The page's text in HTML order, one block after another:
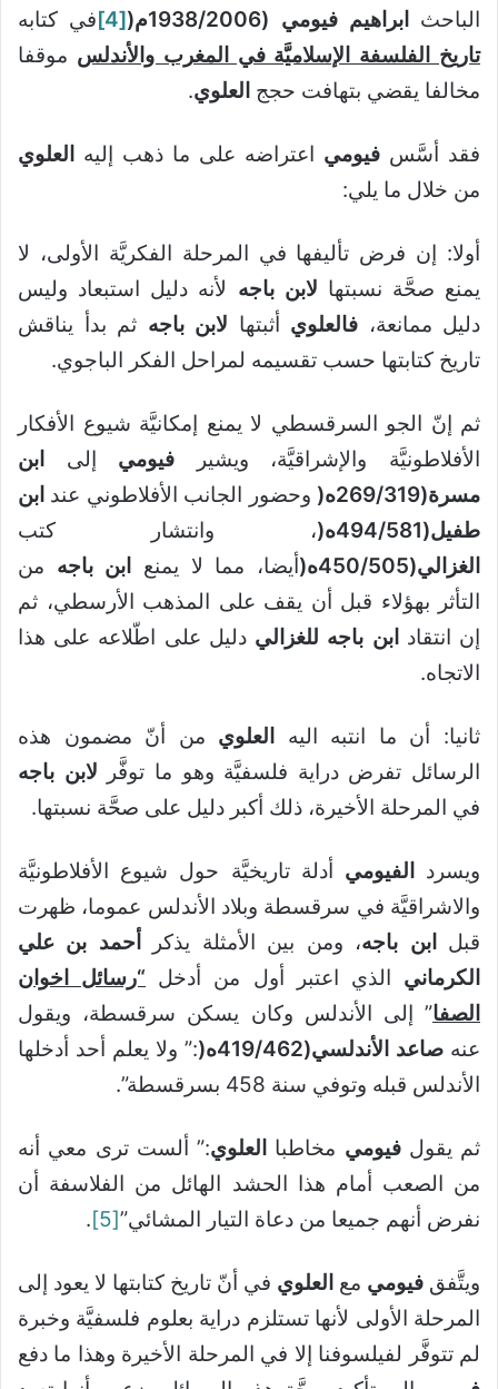
الباحث
ابراهيم فيومي (1938
/2006م (
[4]
في كتابه
تاريخ الفلسفة الإسلاميَّة في المغرب والأندلس موقفا
مخالفا يقضي بتهافت حجج العلوي.
فقد أسَّس فيومي اعتراضه على ما ذهب إليه
العلوي
من خلال ما يلي:
أولا: إن فرض تأليفها في المرحلة الفكريَّة الأولى، لا
يمنع صحَّة نسبتها لابن باجه لأنه دليل استبعاد وليس
دليل ممانعة، فالعلوي أثبتها لابن باجه ثم بدأ يناقش
تاريخ كتابتها حسب تقسيمه لمراحل الفكر الباجوي.
ثم إنّ الجو السرقسطي لا يمنع إمكانيَّة شيوع الأفكار
الأفلاطونيَّة والإشراقيَّة، ويشير فيومي إلى
ابن
مسرة(269
/319ه ( وحضور الجانب الأفلاطوني عند ابن
طفيل(494
/581ه (، وانتشار كتب
الغزالي(450
/505ه (أيضا، مما لا يمنع ابن باجه من
التأثر بهؤلاء قبل أن يقف على المذهب الأرسطي، ثم
إن انتقاد ابن باجه للغزالي دليل على اطّلاعه على هذا
الاتجاه.
ثانيا: أن ما انتبه اليه العلوي من أنّ مضمون هذه
الرسائل تفرض دراية فلسفيَّة وهو ما توفَّر لابن باجه
في المرحلة الأخيرة، ذلك أكبر دليل على صحَّة نسبتها.
ويسرد الفيومي أدلة تاريخيَّة حول شيوع الأفلاطونيَّة
والاشراقيَّة في سرقسطة وبلاد الأندلس عموما، ظهرت
قبل
ابن باجه، ومن بين الأمثلة يذكر أحمد بن علي
الكرماني الذي اعتبر أول من أدخل “رسائل اخوان
الصفا” إلى الأندلس وكان يسكن سرقسطة، ويقول
عنه صاعد الأندلسي(419 /462ه (:” ولا يعلم أحد أدخلها
الأندلس قبله وتوفي سنة 458 بسرقسطة”.
ثم يقولفيومي مخاطبا العلوي:” ألست ترى معي أنه
من الصعب أمام هذا الحشد الهائل من الفلاسفة أن
نفرض أنهم جميعا من دعاة التيار المشائي”[5]
.
ويتَّفق فيومي مع العلوي في أنّ تاريخ كتابتها لا يعود إلى
المرحلة الأولى لأنها تستلزم دراية بعلوم فلسفيَّة وخبرة
لم تتوفَّر لفيلسوفنا إلا في المرحلة الأخيرة وهذا ما دفع